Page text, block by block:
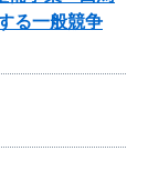
る一般競争